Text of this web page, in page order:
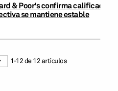
& Poor's confirma calificación
se mantiene estable
1-12de 12artículos